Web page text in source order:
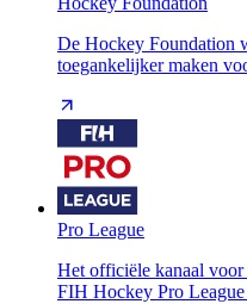
De Hockey Foundation
toegankelijker maken
Pro League
Het officiële kanaal
FIH Hockey Pro